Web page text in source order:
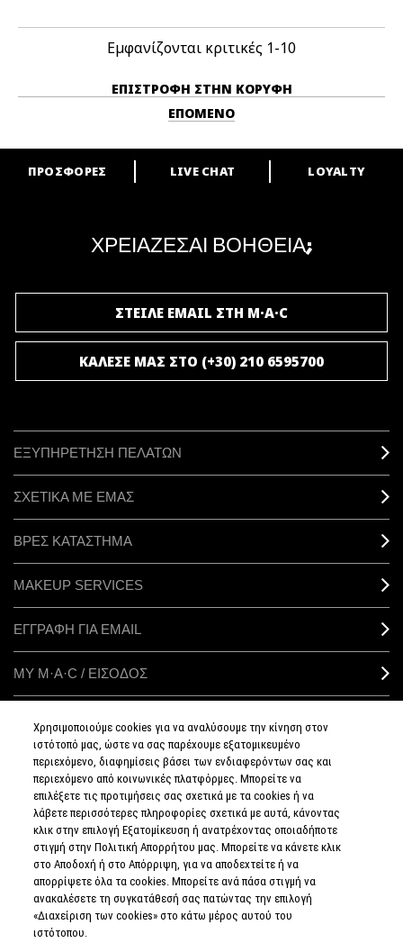
Εμφανίζονται κριτικές 1-10
ΕΠΙΣΤΡΟΦΉ ΣΤΗΝ ΚΟΡΥΦΉ
ΕΠΌΜΕΝΟ
ARE YOU A M·A·C LOVER?
ΠΡΟΣΦΟΡΕΣ LIVE CHAT LOYALTY
ΧΡΕΙΑΖΕΣΑΙ ΒΟΗΘΕΙΑ;
ΣΤΕΙΛΕ EMAIL ΣΤΗ M·A·C
ΚΑΛΕΣΕ ΜΑΣ ΣΤΟ (+30) 210 6595700
ΕΞΥΠΗΡΕΤΗΣΗ ΠΕΛΑΤΩΝ
ΣΧΕΤΙΚΑ ΜΕ ΕΜΑΣ
ΒΡΕΣ ΚΑΤΑΣΤΗΜΑ
MAKEUP SERVICES
ΕΓΓΡΑΦΗ ΓΙΑ EMAIL
ΜΥ M·A·C / ΕΙΣΟΔΟΣ
ΣΥΝΔΕΘΕΙΤΕ
ΠΟΛΙΤΙΚΗ
ΑΠΟΡΡΗΤΟΥ
ΟΡΟΙ &
ΠΡΟΥΠΟΘΕΣΕΙΣ
ΟΡΟΙ
ΠΩΛΗΣΗΣ
ΠΟΛΙΤΙΚΗ
Χρησιμοποιούμε cookies για να αναλύσουμε την κίνηση στον
ιστότοπό μας, ώστε να σας παρέχουμε εξατομικευμένο
περιεχόμενο, διαφημίσεις βάσει των ενδιαφερόντων σας και
περιεχόμενο από κοινωνικές πλατφόρμες. Μπορείτε να
επιλέξετε τις προτιμήσεις σας σχετικά με τα cookies ή να
λάβετε περισσότερες πληροφορίες σχετικά με αυτά, κάνοντας
κλικ στην επιλογή Εξατομίκευση ή ανατρέχοντας οποιαδήποτε
στιγμή στην Πολιτική Απορρήτου μας. Μπορείτε να κάνετε κλικ
στο Αποδοχή ή στο Απόρριψη, για να αποδεχτείτε ή να
απορρίψετε όλα τα cookies. Μπορείτε ανά πάσα στιγμή να
ανακαλέσετε τη συγκατάθεσή σας πατώντας την επιλογή
«Διαχείριση των cookies» στο κάτω μέρος αυτού του
ιστότοπου.